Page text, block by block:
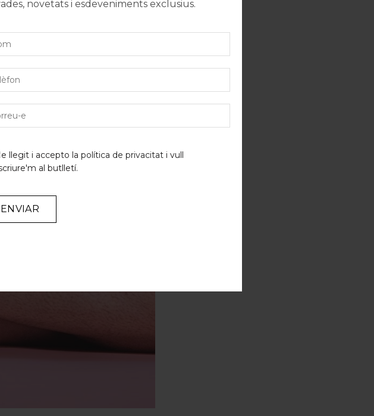
novetats i esdeveniments exclusius.
llegit i accepto la política de privacitat i vull
al butlletí.